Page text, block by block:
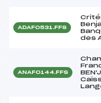
ADAF0531.FFS
des
ANAF0144.FFS